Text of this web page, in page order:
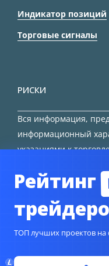
Индикатор позиций
Торговые сигналы
РИСКИ
Вся информация,
информационный
указаниями к
Рейтинг
ТОП лучших проектов на